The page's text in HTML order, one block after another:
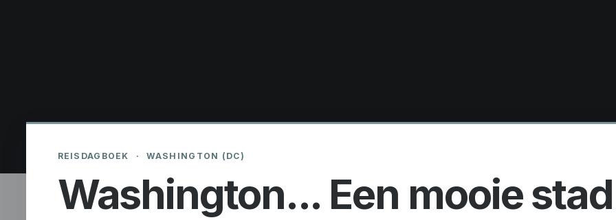
Washington... Een mooie
REISDAGBOEK · WASHINGTON (DC)